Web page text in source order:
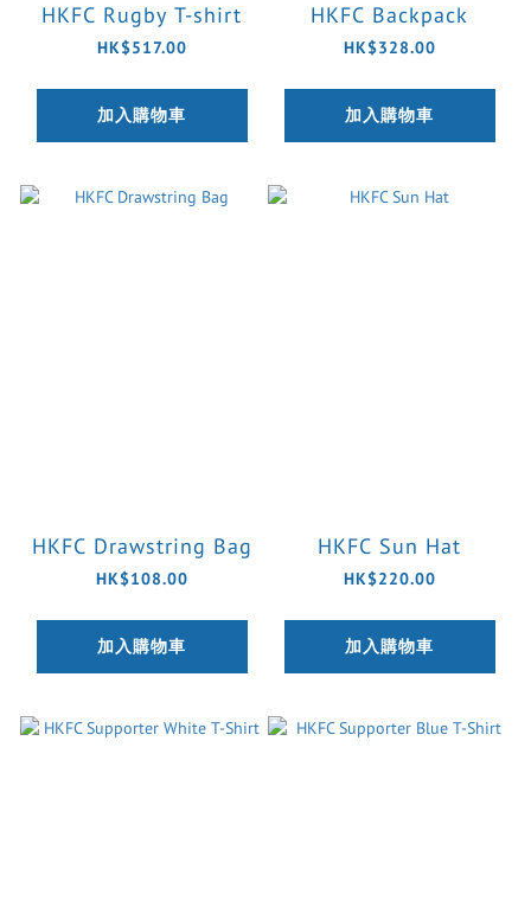
HKFC Rugby T-shirt
HK$517.00
加入購物車
HKFC Backpack
HK$328.00
加入購物車
HKFC Drawstring Bag
HK$108.00
加入購物車
HKFC Sun Hat
HK$220.00
加入購物車